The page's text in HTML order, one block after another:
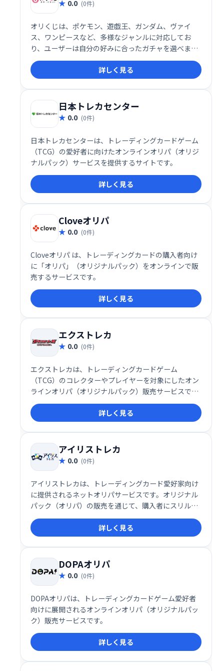
0.0 (0件)
オリくじは、ポケモン、遊戯王、ガンダム、ヴァイ
ス、ワンピースなど、多様なジャンルに対応してお
り、ユーザーは自分の好みに合ったガチャを選べま
す。また、「ばら撒き」や「スペシャル」ガチャなど
の特別企画も展開され、いつでも新鮮な体験を提供し
ています。
詳しく見る
日本トレカセンター
0.0 (0件)
日本トレカセンターは、トレーディングカードゲーム
（TCG）の愛好者に向けたオンラインオリパ（オリジ
ナルパック）サービスを提供するサイトです。
詳しく見る
Cloveオリパ
0.0 (0件)
Cloveオリパ は、トレーディングカードの購入者向け
に「オリパ」（オリジナルパック）をオンラインで販
売するサービスです。
詳しく見る
エクストレカ
0.0 (0件)
エクストレカは、トレーディングカードゲーム
（TCG）のコレクターやプレイヤーを対象にしたオン
ラインオリパ（オリジナルパック）販売サービスで
す。
詳しく見る
アイリストレカ
0.0 (0件)
アイリストレカは、トレーディングカード愛好家向け
に提供されるネットオリパサービスです。オリジナル
パック（オリパ）の販売を通じて、購入者にスリルや
コレクションの喜びを提供するこのサービスは、特に
トレーディングカード市場で注目を集めています。
詳しく見る
DOPAオリパ
0.0 (0件)
DOPAオリパは、トレーディングカードゲーム愛好者
向けに展開されるオンラインオリパ（オリジナルパッ
ク）販売サービスです。
詳しく見る